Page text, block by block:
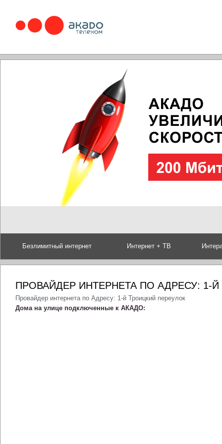
Безлимитный интернет Интернет + ТВ
ПРОВАЙДЕР ИНТЕРНЕТА ПО АДРЕСУ: 1-
Провайдер интернета по Адресу: 1-й Троицкий переулок
Дома на улице подключенные к АКАДО: